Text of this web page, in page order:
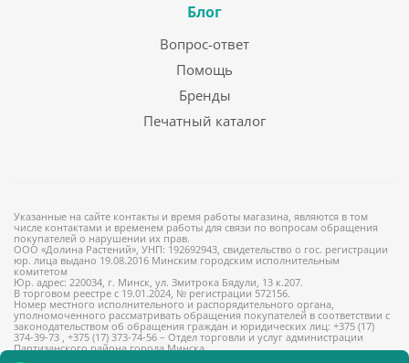
Блог
Вопрос-ответ
Помощь
Бренды
Печатный каталог
Указанные на сайте контакты и время работы магазина, являются в том
числе контактами и временем работы для связи по вопросам обращения
покупателей о нарушении их прав.
ООО «Долина Растений», УНП: 192692943, свидетельство о гос. регистрации
юр. лица выдано 19.08.2016 Минским городским исполнительным
комитетом
Юр. адрес: 220034, г. Минск, ул. Змитрока Бядули, 13 к.207.
В торговом реестре с 19.01.2024, № регистрации 572156.
Номер местного исполнительного и распорядительного органа,
уполномоченного рассматривать обращения покупателей в соответствии с
законодательством об обращения граждан и юридических лиц: +375 (17)
374-39-73 , +375 (17) 373-74-56 – Отдел торговли и услуг администрации
Партизанского района города Минска